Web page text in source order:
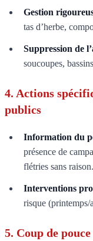
Gestion
tas d’herbe,
Suppression de
soucoupes,
4. Actions
publics
Information du
présence de
flétries sans raison.
Interventions
risque (printemps/
5. Coup de